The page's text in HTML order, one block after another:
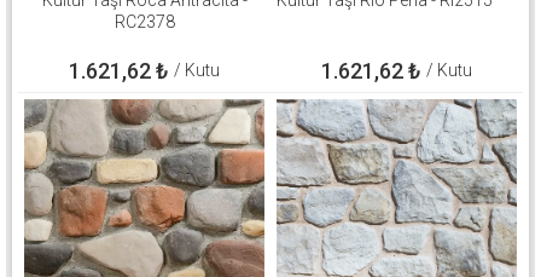
RC2378
1.621,62₺ / Kutu 1.621,62₺ / Kutu